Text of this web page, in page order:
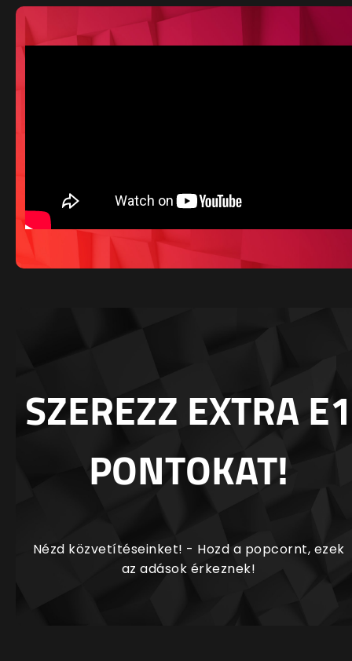
SZEREZZ EXTRA E1
PONTOKAT!
Nézd közvetítéseinket! - Hozd a popcornt, ezek
az adások érkeznek!